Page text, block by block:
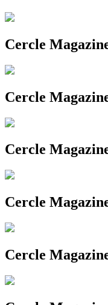
Cercle
Cercle
Cercle
Cercle
Cercle